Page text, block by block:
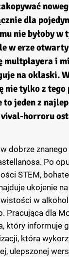
dla
nie byłoby w
w erze
multplayera i
na oklaski.
nie tylko z tego
jeden z
horroru
dobrze
Po
STEM,
ukojenie
w
Pracująca dla
który informuje
która
ulepszonej